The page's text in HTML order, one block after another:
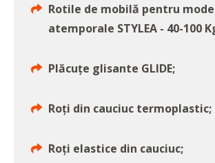
Rotile de mobilă pentru
atemporale STYLEA - 40-100
Plăcuțe glisante GLIDE;
Roți din cauciuc termoplastic;
Roți elastice din cauciuc;